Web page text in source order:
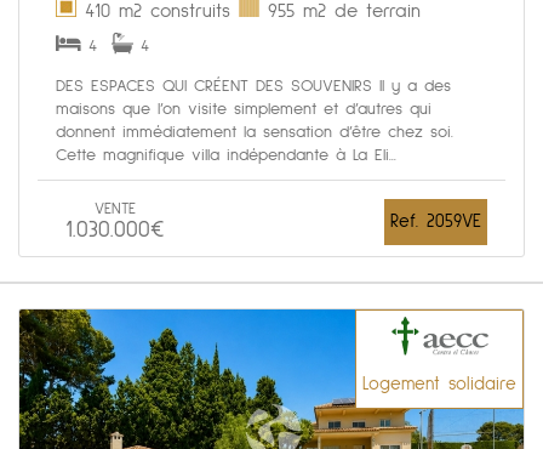
410 m2 construits 955 m2 de terrain
4 4
DES ESPACES QUI CRÉENT DES SOUVENIRS Il y a des
maisons que l’on visite simplement et d’autres qui
donnent immédiatement la sensation d’être chez soi.
Cette magnifique villa indépendante à La Eli...
VENTE
1.030.000€ Ref. 2059VE
Logement solidaire